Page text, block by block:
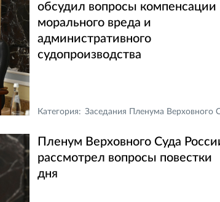
обсудил вопросы компенсации
морального вреда и
административного
судопроизводства
Категория: Заседания Пленума Верховного Суда Российской
Пленум Верховного Суда
рассмотрел вопросы повестки
дня